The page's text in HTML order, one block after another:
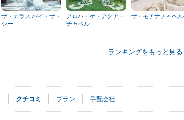
ザ・テラス バイ・ザ・
シー
アロハ・ケ・アクア・
チャペル
ザ・モアナチャペル
ランキングをもっと見る
クチコミ プラン 手配会社